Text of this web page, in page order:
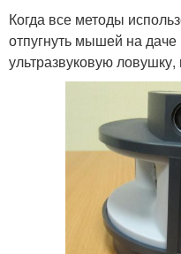
Когда все методы
отпугнуть мышей на даче
ультразвуковую ловушку,